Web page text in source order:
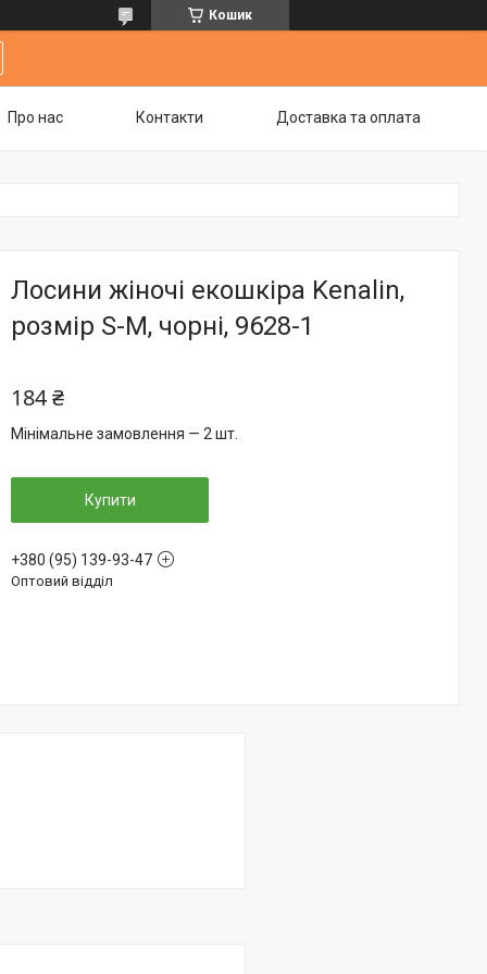
Кошик
Про нас Контакти Доставка та оплата
Лосини жіночі екошкіра Kenalin,
розмір S-M, чорні, 9628-1
184 ₴
Мінімальне замовлення — 2 шт.
Купити
+380 (95) 139-93-47
Оптовий відділ